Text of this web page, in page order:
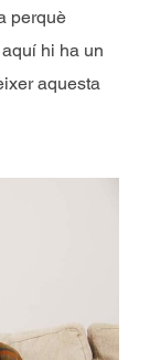
perquè
hi ha un
aquesta